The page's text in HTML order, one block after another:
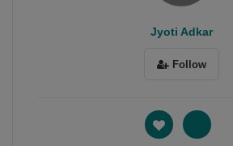
Jyoti Adkar
Follow